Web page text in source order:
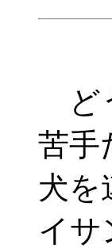
ど
苦手
犬を
イサ